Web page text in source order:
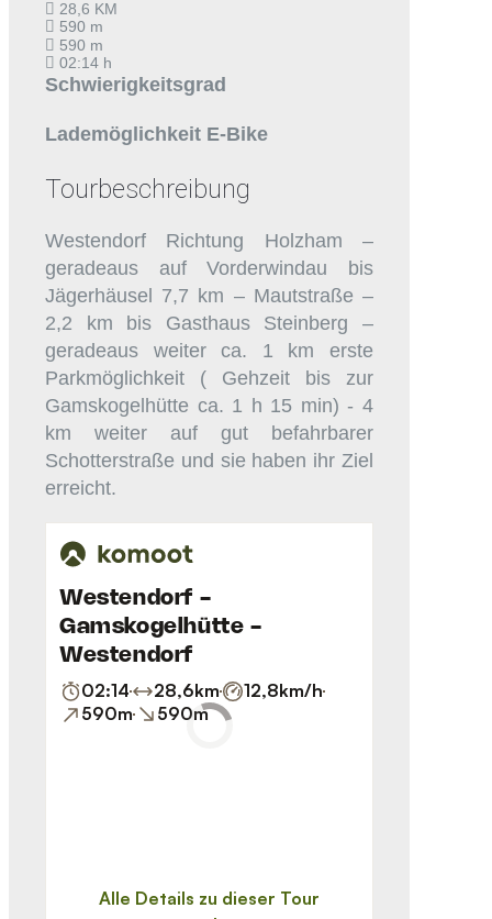
28,6 KM
590 m
590 m
02:14 h
Schwierigkeitsgrad
Lademöglichkeit E-Bike
Tourbeschreibung
Westendorf Richtung Holzham –
geradeaus auf Vorderwindau bis
Jägerhäusel 7,7 km – Mautstraße –
2,2 km bis Gasthaus Steinberg –
geradeaus weiter ca. 1 km erste
Parkmöglichkeit ( Gehzeit bis zur
Gamskogelhütte ca. 1 h 15 min) - 4
km weiter auf gut befahrbarer
Schotterstraße und sie haben ihr Ziel
erreicht.